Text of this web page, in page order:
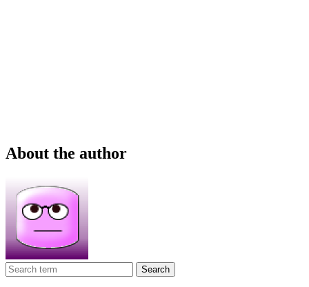
About the author
Search